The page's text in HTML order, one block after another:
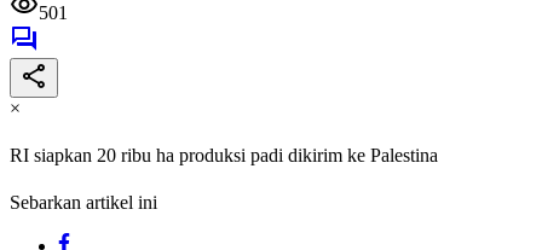
501
×
RI siapkan 20 ribu ha produksi padi dikirim ke Palestina
Sebarkan artikel ini